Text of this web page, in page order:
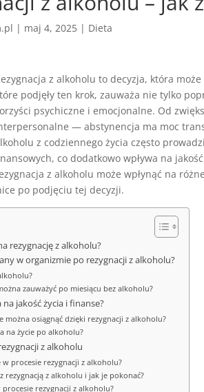
| maj 4, 2025 | Dieta
z alkoholu to decyzja, która
podjęły ten krok, zauważa nie tylko
psychiczne i emocjonalne. Od
— abstynencja ma moc
z codziennego życia często
co dodatkowo wpływa na
z alkoholu może wpłynąć na
po podjęciu tej decyzji.
rezygnację z alkoholu?
w organizmie po rezygnacji z alkoholu?
zauważyć po miesiącu bez alkoholu?
na jakość życia i finanse?
można osiągnąć dzięki rezygnacji z alkoholu?
na życie po alkoholu?
z alkoholu
w procesie rezygnacji z alkoholu?
rezygnacją z alkoholu i jak je pokonać?
rezygnacji z alkoholu?